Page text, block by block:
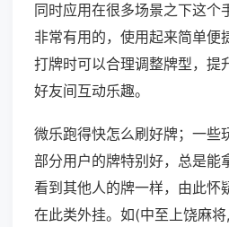
同时应用在很多场景之下这个
非常有用的，使用起来简单便
打牌时可以合理调整牌型，提
好友间互动乐趣。
微乐跑得快怎么刷好牌；一些
部分用户的牌特别好，总是能
看到其他人的牌一样，由此怀
在此类外挂。如(中至上饶麻